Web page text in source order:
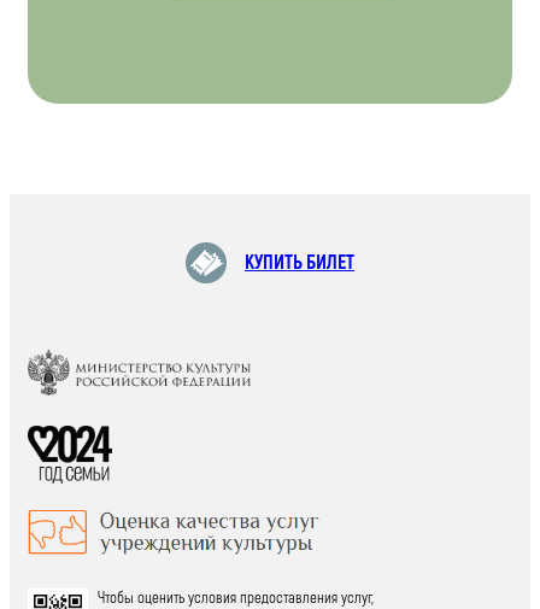
КУПИТЬ БИЛЕТ
Чтобы оценить условия предоставления услуг,